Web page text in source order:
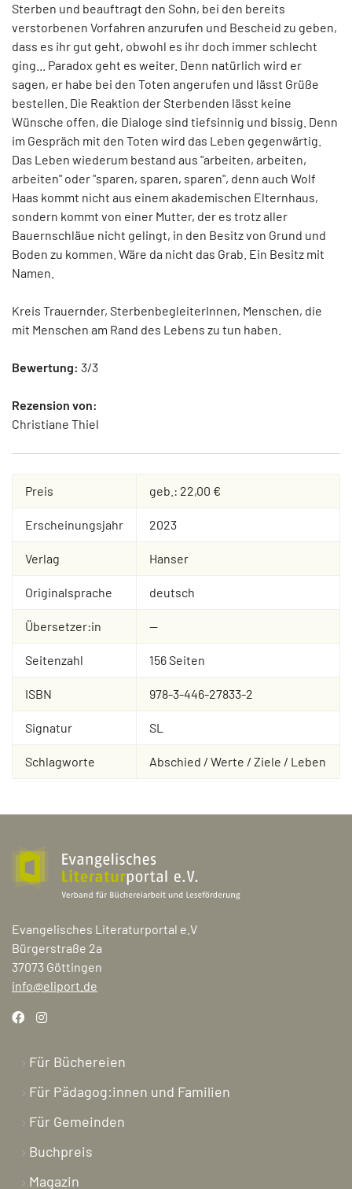
Sterben und beauftragt den Sohn, bei den bereits
verstorbenen Vorfahren anzurufen und Bescheid zu geben,
dass es ihr gut geht, obwohl es ihr doch immer schlecht
ging... Paradox geht es weiter. Denn natürlich wird er
sagen, er habe bei den Toten angerufen und lässt Grüße
bestellen. Die Reaktion der Sterbenden lässt keine
Wünsche offen, die Dialoge sind tiefsinnig und bissig. Denn
im Gespräch mit den Toten wird das Leben gegenwärtig.
Das Leben wiederum bestand aus "arbeiten, arbeiten,
arbeiten" oder "sparen, sparen, sparen", denn auch Wolf
Haas kommt nicht aus einem akademischen Elternhaus,
sondern kommt von einer Mutter, der es trotz aller
Bauernschläue nicht gelingt, in den Besitz von Grund und
Boden zu kommen. Wäre da nicht das Grab. Ein Besitz mit
Namen.
Kreis Trauernder, SterbenbegleiterInnen, Menschen, die
mit Menschen am Rand des Lebens zu tun haben.
Bewertung: 3/3
Rezension von:
Christiane Thiel
Preis geb.: 22,00 €
Erscheinungsjahr 2023
Verlag Hanser
Originalsprache deutsch
Übersetzer:in --
Seitenzahl 156 Seiten
ISBN 978-3-446-27833-2
Signatur SL
Schlagworte Abschied / Werte / Ziele / Leben
Evangelisches Literaturportal e.V
Bürgerstraße 2a
37073 Göttingen
info@eliport.de
Für Büchereien
Für Pädagog:innen und Familien
Für Gemeinden
Buchpreis
Magazin